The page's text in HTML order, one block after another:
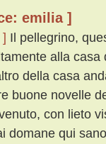
emilia ]
Il pellegrino,
alla casa
della casa
buone novelle
con lieto
domane qui